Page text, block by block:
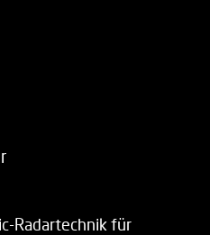
Radartechnik für